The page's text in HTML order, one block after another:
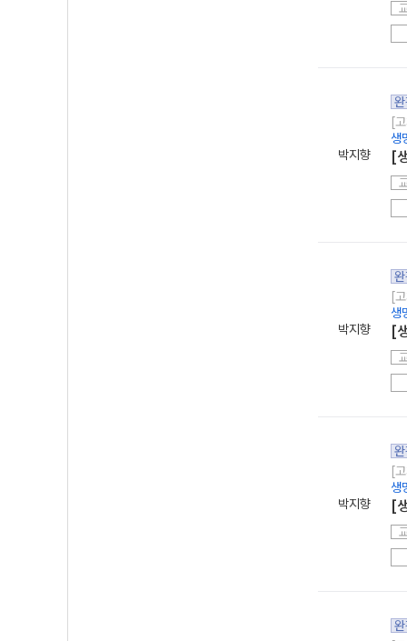
박지향
[
생
[
박지향
[
생
[
박지향
[
생
[